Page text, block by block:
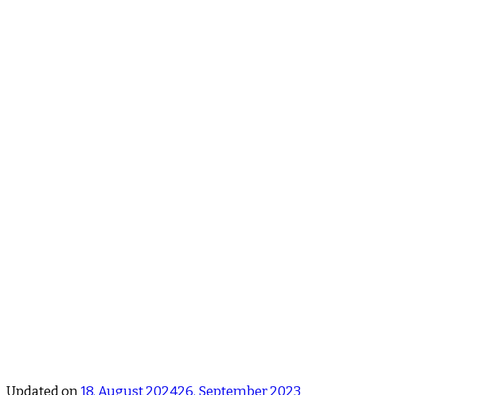
Updated on18. August 202426. September 2023